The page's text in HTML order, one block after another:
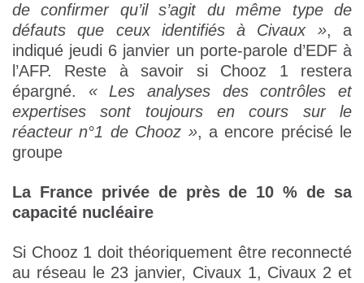
de confirmer qu’il s’agit du même type de
défauts que ceux identifiés à Civaux », a
indiqué jeudi 6 janvier un porte-parole d’EDF à
l’AFP. Reste à savoir si Chooz 1 restera
épargné. « Les analyses des contrôles et
expertises sont toujours en cours sur le
réacteur n°1 de Chooz », a encore précisé le
groupe
La France privée de près de 10 % de sa
capacité nucléaire
Si Chooz 1 doit théoriquement être reconnecté
au réseau le 23 janvier, Civaux 1, Civaux 2 et